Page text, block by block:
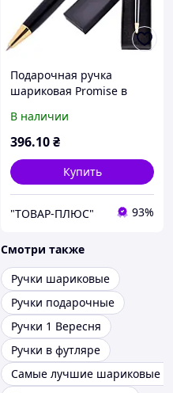
Подарочная ручка
шариковая Promise в
золотистым клипом) 3183
В наличии
396.10₴
Купить
"ТОВАР-ПЛЮС" 93%
Смотри также
Ручки шариковые
Ручки подарочные
Ручки 1 Вересня
Ручки в футляре
Самые лучшие шариковые